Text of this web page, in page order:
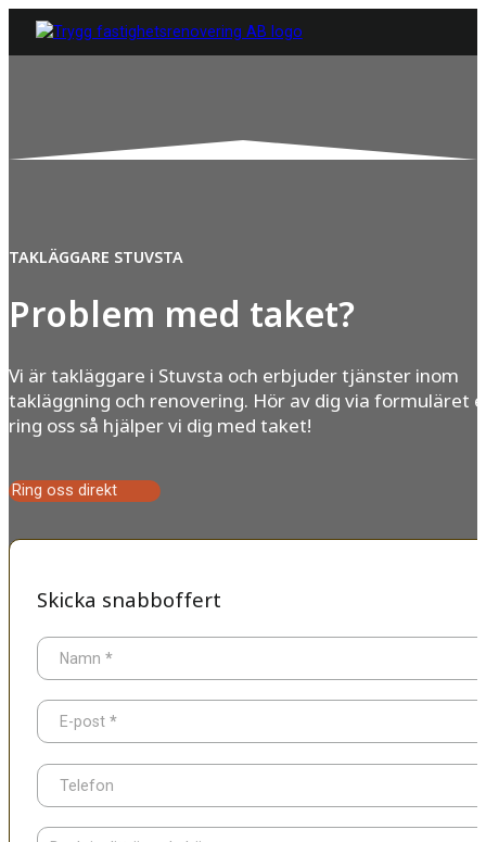
TAKLÄGGARE STUVSTA
Problem med taket?
Vi är takläggare i Stuvsta och erbjuder tjänster inom
takläggning och renovering. Hör av dig via formuläret
ring oss så hjälper vi dig med taket!
Ring oss direkt
Skicka snabboffert
Namn *
E-post *
Telefon